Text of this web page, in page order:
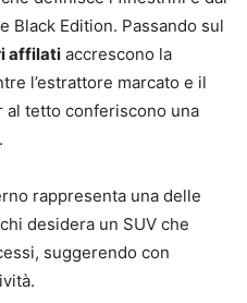
Black Edition. Passando sul
affilati accrescono la
l’estrattore marcato e il
tetto conferiscono una
rappresenta una delle
desidera un SUV che
suggerendo con